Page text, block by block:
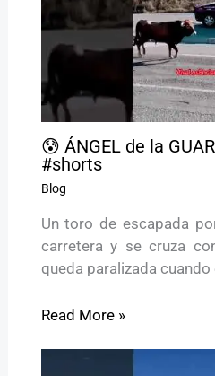
😰 ÁNGEL de la
#shorts
Blog
Un toro de escapada
carretera y se cruza
queda paralizada
Read More »